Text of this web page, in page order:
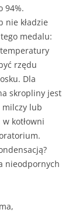
94%.
nie kładzie
medalu:
rzędu
Dla
skropliny jest
lub
kotłowni
nieodpornych